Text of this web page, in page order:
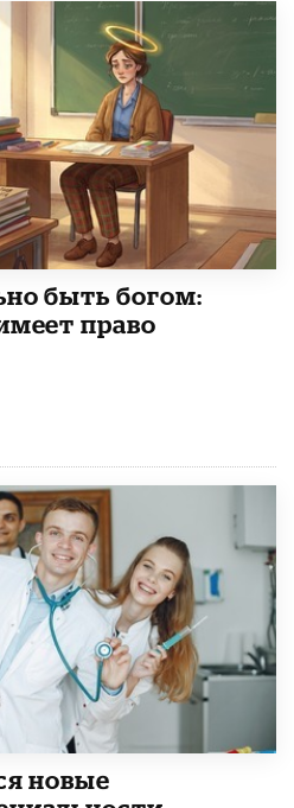
быть богом:
право
новые